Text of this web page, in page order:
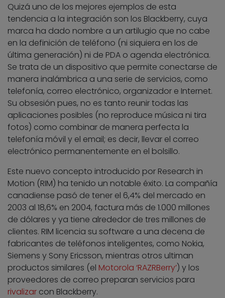
Quizá uno de los mejores ejemplos de esta
tendencia a la integración son los Blackberry, cuya
marca ha dado nombre a un artilugio que no cabe
en la definición de teléfono (ni siquiera en los de
última generación) ni de PDA o agenda electrónica.
Se trata de un dispositivo que permite conectarse de
manera inalámbrica a una serie de servicios, como
telefonía, correo electrónico, organizador e Internet.
Su obsesión pues, no es tanto reunir todas las
aplicaciones posibles (no reproduce música ni tira
fotos) como combinar de manera perfecta la
telefonía móvil y el email; es decir, llevar el correo
electrónico permanentemente en el bolsillo.
Este nuevo concepto introducido por Research in
Motion (RIM) ha tenido un notable éxito. La compañía
canadiense pasó de tener el 6,4% del mercado en
2003 al 18,6% en 2004, factura más de 1.000 millones
de dólares y ya tiene alrededor de tres millones de
clientes. RIM licencia su software a una decena de
fabricantes de teléfonos inteligentes, como Nokia,
Siemens y Sony Ericsson, mientras otros ultiman
productos similares (el Motorola ‘RAZRBerry’) y los
proveedores de correo preparan servicios para
rivalizar con Blackberry.